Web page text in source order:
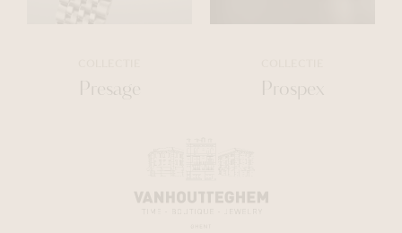
Presage Prospex